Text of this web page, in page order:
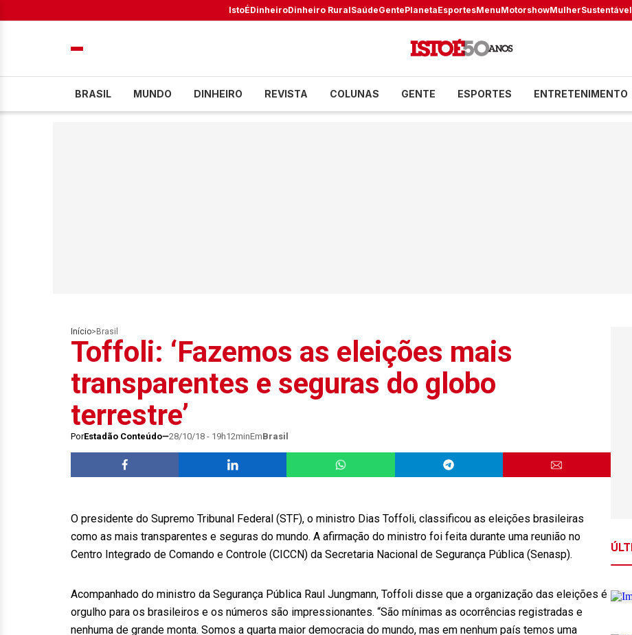
IstoÉDinheiroDinheiro RuralSaúdeGentePlanetaEsportesMenuMotorshowMulherSustentável
BRASIL MUNDO DINHEIRO REVISTA COLUNAS GENTE ESPORTES ENTRETENIMENTO
Início> Brasil
Toffoli: ‘Fazemos as eleições mais
transparentes e seguras do globo
terrestre’
PorEstadão Conteúdo 28/10/18 - 19h12minEmBrasil
O presidente do Supremo Tribunal Federal (STF), o ministro Dias Toffoli, classificou as eleições brasileiras
como as mais transparentes e seguras do mundo. A afirmação do ministro foi feita durante uma reunião no
Centro Integrado de Comando e Controle (CICCN) da Secretaria Nacional de Segurança Pública (Senasp).
Acompanhado do ministro da Segurança Pública Raul Jungmann, Toffoli disse que a organização das eleições é
orgulho para os brasileiros e os números são impressionantes. “São mínimas as ocorrências registradas e
nenhuma de grande monta. Somos a quarta maior democracia do mundo, mas em nenhum país temos uma